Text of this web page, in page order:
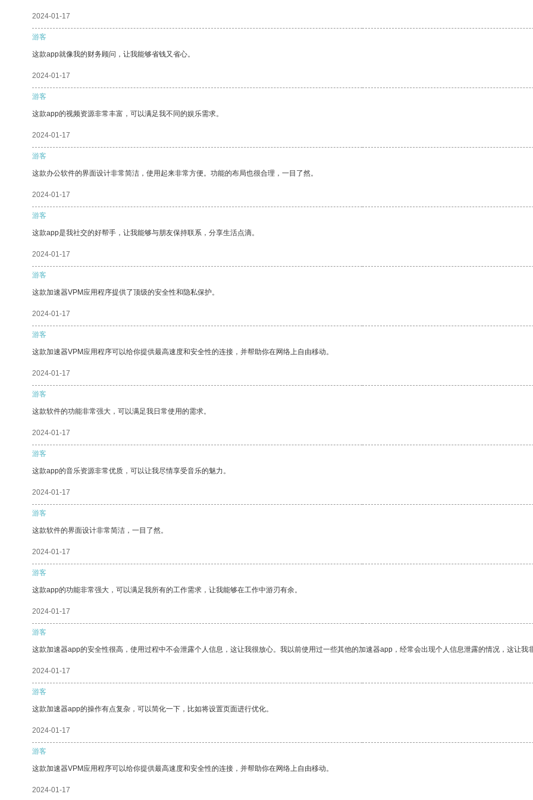
2024-01-17
游客
这款app就像我的财务顾问，让我能够省钱又省心。
2024-01-17
游客
这款app的视频资源非常丰富，可以满足我不同的娱乐需求。
2024-01-17
游客
这款办公软件的界面设计非常简洁，使用起来非常方便。功能的布局也很合理，一目了然。
2024-01-17
游客
这款app是我社交的好帮手，让我能够与朋友保持联系，分享生活点滴。
2024-01-17
游客
这款加速器VPM应用程序提供了顶级的安全性和隐私保护。
2024-01-17
游客
这款加速器VPM应用程序可以给你提供最高速度和安全性的连接，并帮助你在网络上自由移动。
2024-01-17
游客
这款软件的功能非常强大，可以满足我日常使用的需求。
2024-01-17
游客
这款app的音乐资源非常优质，可以让我尽情享受音乐的魅力。
2024-01-17
游客
这款软件的界面设计非常简洁，一目了然。
2024-01-17
游客
这款app的功能非常强大，可以满足我所有的工作需求，让我能够在工作中游刃有余。
2024-01-17
游客
这款加速器app的安全性很高，使用过程中不会泄露个人信息，这让我很放心。我以前使用过一些其他的加速器app，经常会出现个人信息泄露的情况，这让我
2024-01-17
游客
这款加速器app的操作有点复杂，可以简化一下，比如将设置页面进行优化。
2024-01-17
游客
这款加速器VPM应用程序可以给你提供最高速度和安全性的连接，并帮助你在网络上自由移动。
2024-01-17